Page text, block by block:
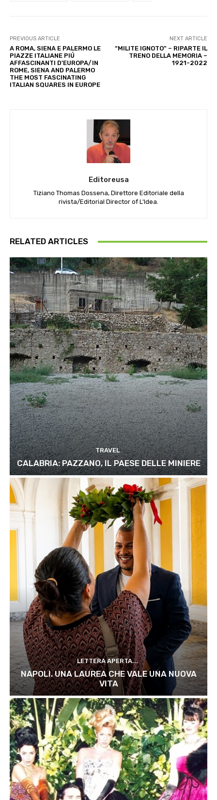
PREVIOUS ARTICLE
A ROMA, SIENA E PALERMO LE
PIAZZE ITALIANE PIÚ
AFFASCINANTI D’EUROPA/IN
ROME, SIENA AND PALERMO
THE MOST FASCINATING
ITALIAN SQUARES IN EUROPE
NEXT ARTICLE
“MILITE IGNOTO” – RIPARTE IL
TRENO DELLA MEMORIA –
1921-2022
Editoreusa
Tiziano Thomas Dossena, Direttore Editoriale della
rivista/Editorial Director of L'Idea.
RELATED ARTICLES
TRAVEL
CALABRIA: PAZZANO, IL PAESE DELLE MINIERE
LETTERA APERTA...
NAPOLI. UNA LAUREA CHE VALE UNA NUOVA
VITA